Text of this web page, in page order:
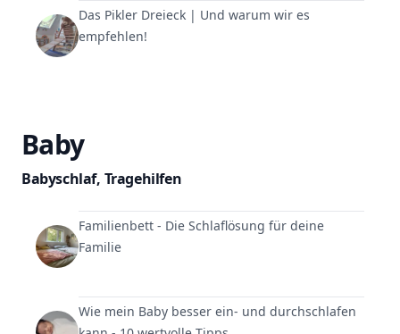
Das Pikler Dreieck | Und warum wir es
empfehlen!
Baby
Babyschlaf, Tragehilfen
Familienbett - Die Schlaflösung für deine
Familie
Wie mein Baby besser ein- und durchschlafen